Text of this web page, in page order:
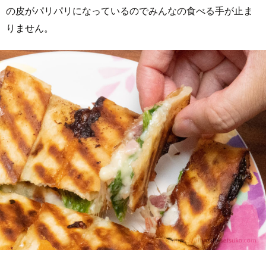
の皮がパリパリになっているのでみんなの食べる手が止ま
りません。